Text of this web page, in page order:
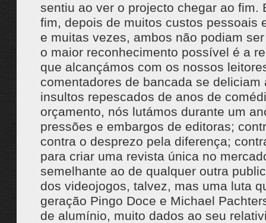
sentiu ao ver o projecto chegar ao fim.
fim, depois de muitos custos pessoais
e muitas vezes, ambos não podiam
o maior reconhecimento possível é a
que alcançámos com os nossos
comentadores de bancada se deliciam
insultos repescados de anos de
orçamento, nós lutámos durante um
pressões e embargos de editoras;
contra o desprezo pela diferença;
para criar uma revista única no
semelhante ao de qualquer outra
dos videojogos, talvez, mas uma luta
geração Pingo Doce e Michael
de alumínio, muito dados ao seu